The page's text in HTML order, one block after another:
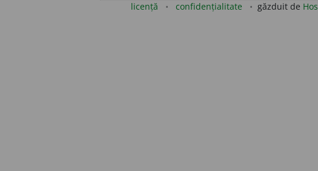
licență confidențialitate găzduit de